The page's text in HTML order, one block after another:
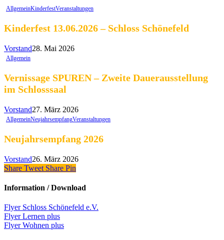
AllgemeinKinderfestVeranstaltungen
Kinderfest 13.06.2026 – Schloss Schönefeld
Vorstand28. Mai 2026
Allgemein
Vernissage SPUREN – Zweite Dauerausstellung
im Schlosssaal
Vorstand27. März 2026
AllgemeinNeujahrsempfangVeranstaltungen
Neujahrsempfang 2026
Vorstand26. März 2026
Share Tweet Share Pin
Information / Download
Flyer Schloss Schönefeld e.V.
Flyer Lernen plus
Flyer Wohnen plus